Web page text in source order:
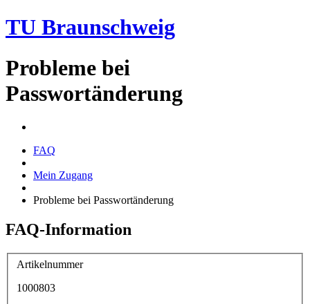
TU Braunschweig
Probleme bei
Passwortänderung
FAQ
Mein Zugang
Probleme bei Passwortänderung
FAQ-Information
Artikelnummer
1000803